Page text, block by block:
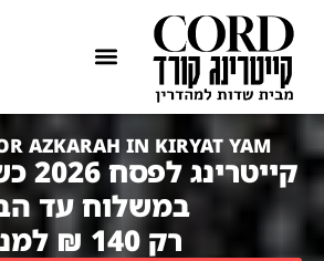
AZKARAH IN KIRYAT YAM
קייטרינג לפסח 2026 כשר למהדרין
במשלוח עד
רק 140 ₪ למנה!